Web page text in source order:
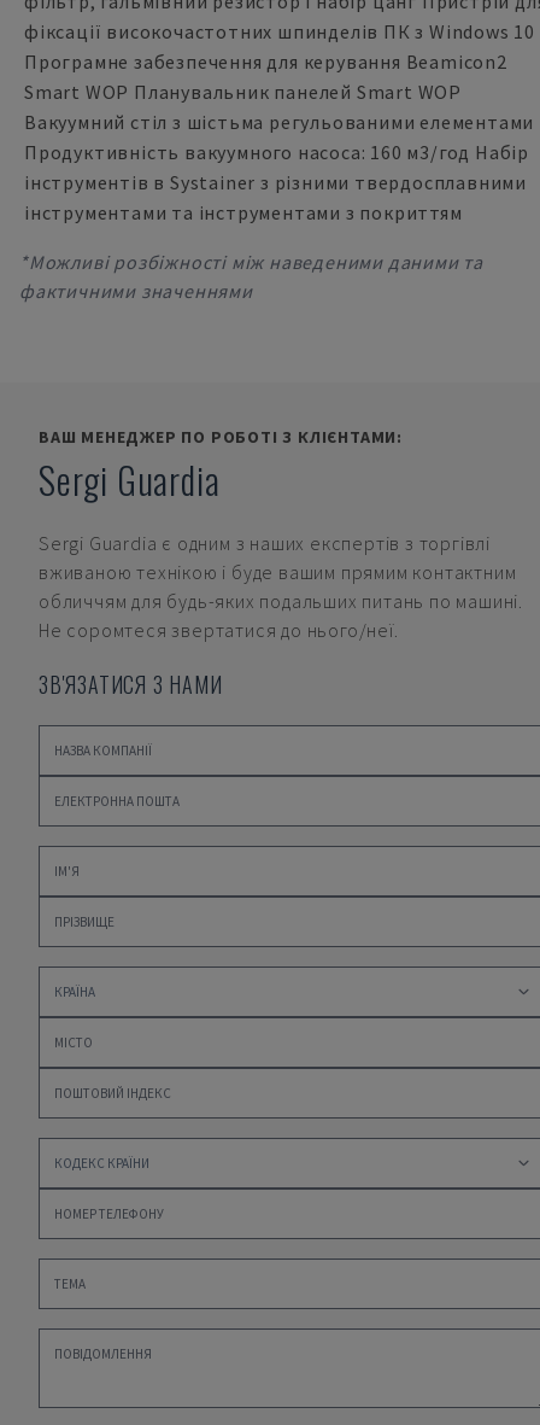
фіксації високочастотних шпинделів ПК з Windows 10
Програмне забезпечення для керування Beamicon2
Smart WOP Планувальник панелей Smart WOP
Вакуумний стіл з шістьма регульованими елементами
Продуктивність вакуумного насоса: 160 м3/год Набір
інструментів в Systainer з різними твердосплавними
інструментами та інструментами з покриттям
*Можливі розбіжності між наведеними даними та
фактичними значеннями
ВАШ МЕНЕДЖЕР ПО РОБОТІ З КЛІЄНТАМИ:
Sergi Guardia
Sergi Guardia є одним з наших експертів з торгівлі
вживаною технікою і буде вашим прямим контактним
обличчям для будь-яких подальших питань по машині.
Не соромтеся звертатися до нього/неї.
ЗВ'ЯЗАТИСЯ З НАМИ